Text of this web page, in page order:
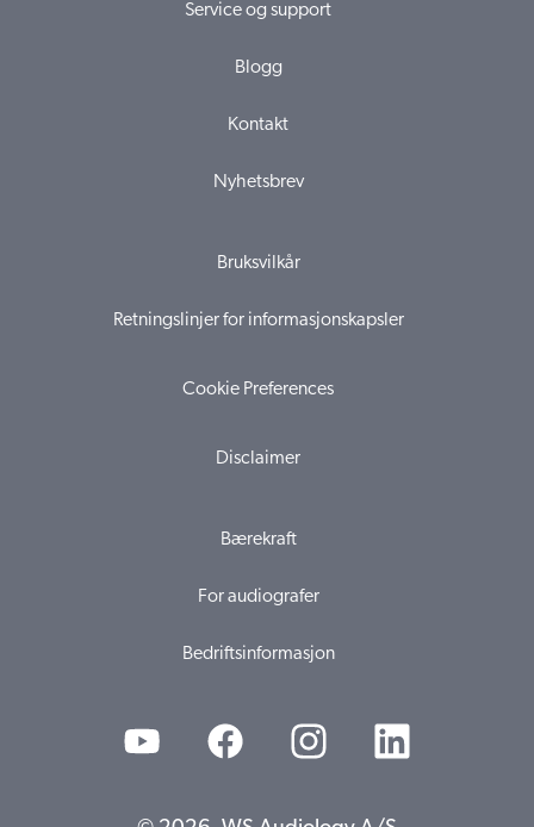
Service og support
Blogg
Kontakt
Nyhetsbrev
Bruksvilkår
Retningslinjer for informasjonskapsler
Cookie Preferences
Disclaimer
Bærekraft
For audiografer
Bedriftsinformasjon